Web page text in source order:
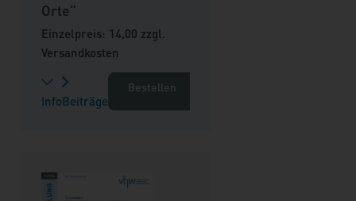
Orte"
Einzelpreis: 14,00 zzgl.
Versandkosten
InfoBeiträge
Bestellen